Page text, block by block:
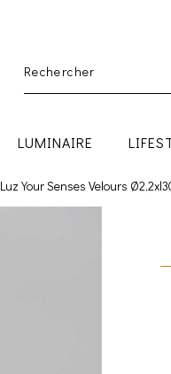
LUMINAIRE
Luz Your Senses Velours